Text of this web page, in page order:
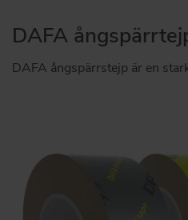
DAFA
DAFA ångspärrstejp är en